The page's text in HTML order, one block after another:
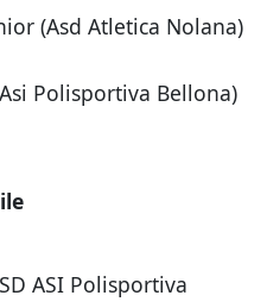
(Asd Atletica Nolana)
Polisportiva Bellona)
ASI Polisportiva